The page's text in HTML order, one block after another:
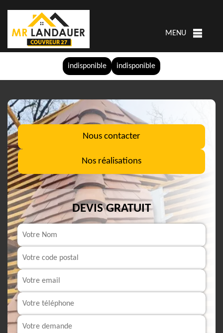
indisponible indisponible
MENU
Nous contacter
Nos réalisations
DEVIS GRATUIT